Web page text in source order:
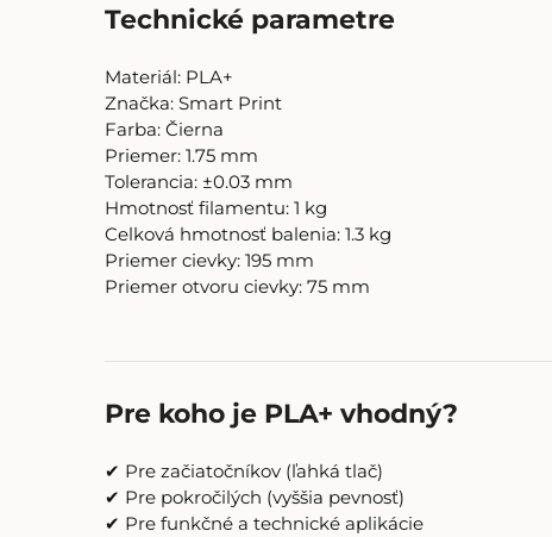
Technické parametre
Materiál: PLA+
Značka: Smart Print
Farba: Čierna
Priemer: 1.75 mm
Tolerancia: ±0.03 mm
Hmotnosť filamentu: 1 kg
Celková hmotnosť balenia: 1.3 kg
Priemer cievky: 195 mm
Priemer otvoru cievky: 75 mm
Pre koho je PLA+ vhodný?
✔ Pre začiatočníkov (ľahká tlač)
✔ Pre pokročilých (vyššia pevnosť)
✔ Pre funkčné a technické aplikácie